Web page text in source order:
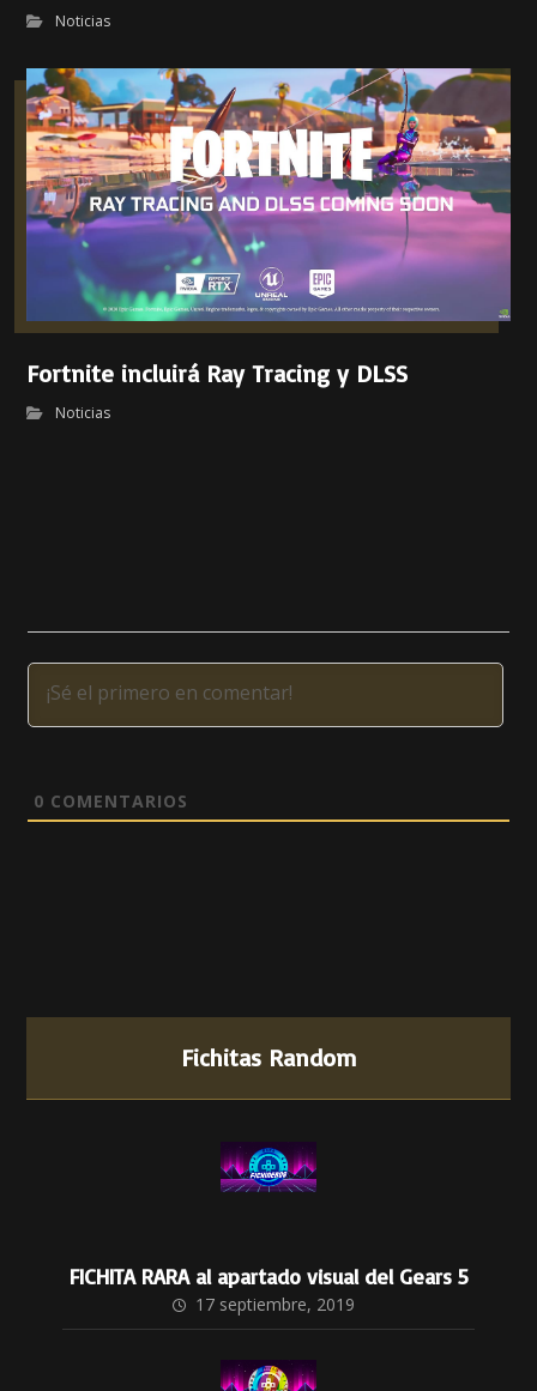
Noticias
Fortnite incluirá Ray Tracing y DLSS
Noticias
0 COMENTARIOS
Fichitas Random
FICHITA RARA al apartado visual del Gears 5
17 septiembre, 2019